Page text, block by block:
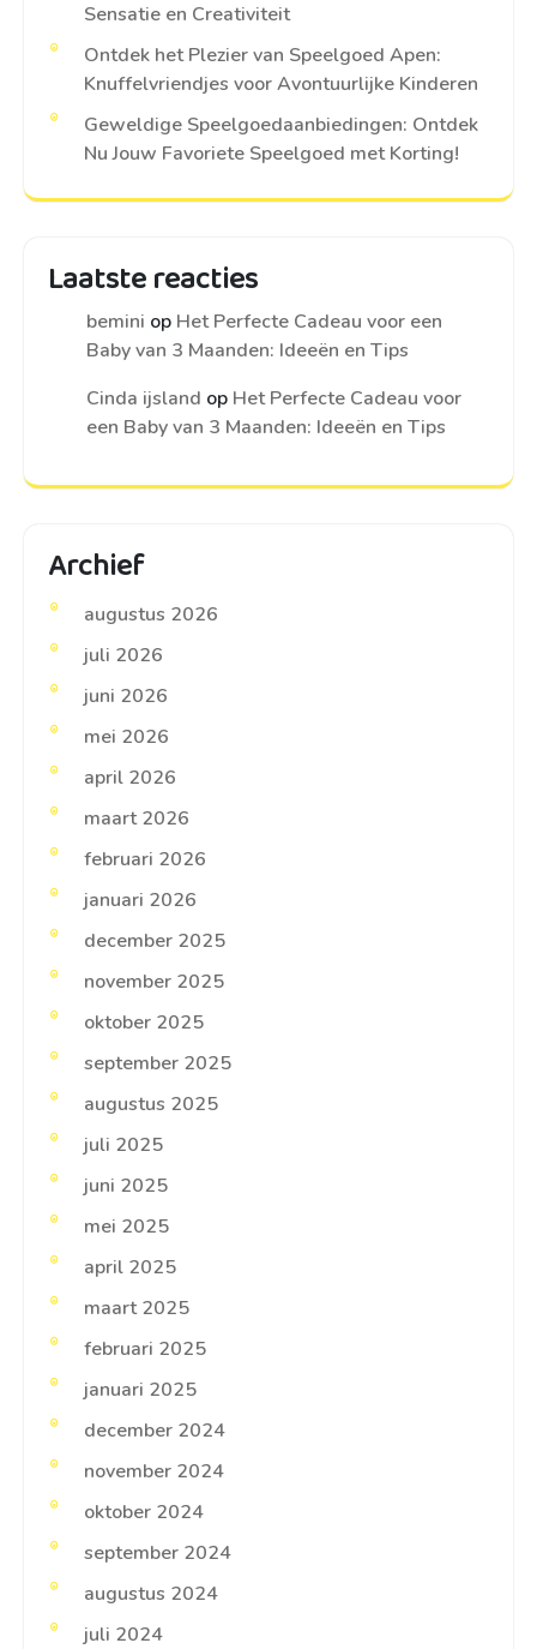
Sensatie en Creativiteit
Ontdek het Plezier van Speelgoed Apen:
Knuffelvriendjes voor Avontuurlijke Kinderen
Geweldige Speelgoedaanbiedingen: Ontdek
Nu Jouw Favoriete Speelgoed met Korting!
Laatste reacties
bemini op Het Perfecte Cadeau voor een
Baby van 3 Maanden: Ideeën en Tips
Cinda ijsland op Het Perfecte Cadeau voor
een Baby van 3 Maanden: Ideeën en Tips
Archief
augustus 2026
juli 2026
juni 2026
mei 2026
april 2026
maart 2026
februari 2026
januari 2026
december 2025
november 2025
oktober 2025
september 2025
augustus 2025
juli 2025
juni 2025
mei 2025
april 2025
maart 2025
februari 2025
januari 2025
december 2024
november 2024
oktober 2024
september 2024
augustus 2024
juli 2024